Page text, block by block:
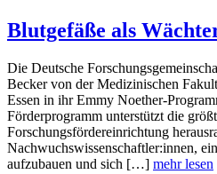
Blutgefäße als
Die Deutsche
Becker von der Medizinischen
Essen in ihr Emmy Noether-
Förderprogramm unterstützt die
Forschungsfördereinrichtung
Nachwuchswissenschaftler:innen,
aufzubauen und sich […] mehr lesen